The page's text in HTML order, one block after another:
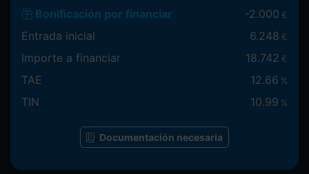
Bonificación por financiar -2.000 €
Entrada inicial 6.248 €
Importe a financiar 18.742 €
TAE 12.66 %
TIN 10.99 %
Documentación necesaria